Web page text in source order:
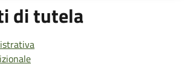
di tutela